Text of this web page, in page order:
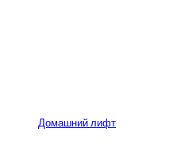
Домашний лифт